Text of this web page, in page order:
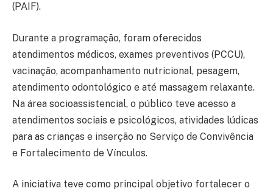
(PAIF).
Durante a programação, foram oferecidos
atendimentos médicos, exames preventivos (PCCU),
vacinação, acompanhamento nutricional, pesagem,
atendimento odontológico e até massagem relaxante.
Na área socioassistencial, o público teve acesso a
atendimentos sociais e psicológicos, atividades lúdicas
para as crianças e inserção no Serviço de Convivência
e Fortalecimento de Vínculos.
A iniciativa teve como principal objetivo fortalecer o